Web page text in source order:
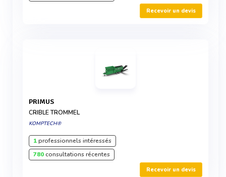
Recevoir un devis
PRIMUS
CRIBLE TROMMEL
KOMPTECH®
1professionnels intéressés
780consultations récentes
Recevoir un devis